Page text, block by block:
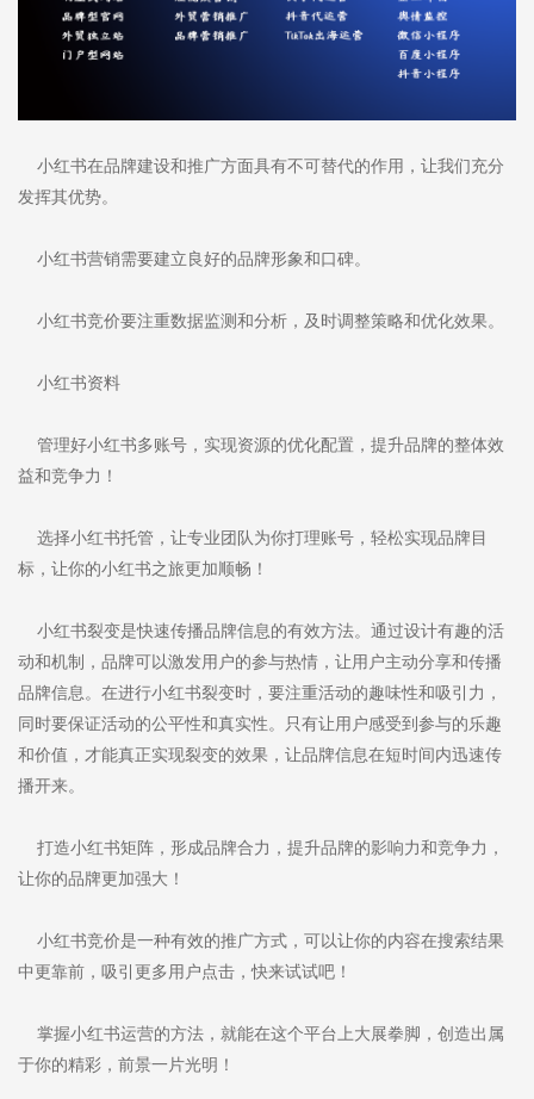
小红书在品牌建设和推广方面具有不可替代的作用，让我们充分
发挥其优势。
小红书营销需要建立良好的品牌形象和口碑。
小红书竞价要注重数据监测和分析，及时调整策略和优化效果。
小红书资料
管理好小红书多账号，实现资源的优化配置，提升品牌的整体效
益和竞争力！
选择小红书托管，让专业团队为你打理账号，轻松实现品牌目
标，让你的小红书之旅更加顺畅！
小红书裂变是快速传播品牌信息的有效方法。通过设计有趣的活
动和机制，品牌可以激发用户的参与热情，让用户主动分享和传播
品牌信息。在进行小红书裂变时，要注重活动的趣味性和吸引力，
同时要保证活动的公平性和真实性。只有让用户感受到参与的乐趣
和价值，才能真正实现裂变的效果，让品牌信息在短时间内迅速传
播开来。
打造小红书矩阵，形成品牌合力，提升品牌的影响力和竞争力，
让你的品牌更加强大！
小红书竞价是一种有效的推广方式，可以让你的内容在搜索结果
中更靠前，吸引更多用户点击，快来试试吧！
掌握小红书运营的方法，就能在这个平台上大展拳脚，创造出属
于你的精彩，前景一片光明！